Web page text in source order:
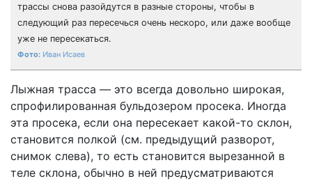
трассы снова разойдутся в разные стороны, чтобы в
следующий раз пересечься очень нескоро, или даже вообще
уже не пересекаться.
Иван Исаев
Лыжная трасса — это всегда довольно широкая,
спрофилированная бульдозером просека. Иногда
эта просека, если она пересекает какой-то склон,
становится полкой (см. предыдущий разворот,
снимок слева), то есть становится вырезанной в
теле склона, обычно в ней предусматриваются